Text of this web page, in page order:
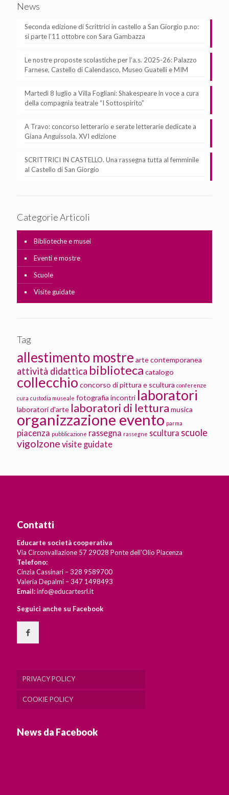
News
Seconda edizione di Scrittrici in castello a San Giorgio p.no:
si parte l’11 ottobre con Sara Gambazza
Le nostre proposte scolastiche per l’a.s. 2025-26: Palazzo
Farnese, Castello di Calendasco, Museo Guatelli e MIM
Martedì 8 luglio a Villa Fogliani: Shakespeare in voce a cura
della compagnia teatrale “I Sottospirito”
A Travo: concorso letterario e serate letterarie dedicate a
Giana Anguissola. XVI edizione
SCRITTRICI IN CASTELLO. Una rassegna tutta al femminile
al Castello di San Giorgio
Categorie Articoli
Biblioteche e musei
Eventi e mostre
Scuole
Visite guidate
Tag
allestimento mostre arte contemporanea
attività didattica biblioteca catalogo
collecchio concorso di pittura e scultura conferenze
cura custodia museale fotografia incontri laboratori
laboratori d'arte laboratori di lettura musica
organizzazione evento parma
piacenza pubblicazione rassegna rassegne scultura scuole
vigolzone visite guidate
Contatti
Educarte società cooperativa
Via Circonvallazione 57 29028 Ponte dell’Olio Piacenza
Telefono:
Cinzia Cassinari – 328 9589700
Valeria Depalmi – 347 1498493
Email:info@educartesrl.it
Seguici anche su Facebook
PRIVACY POLICY
COOKIE POLICY
News da Facebook